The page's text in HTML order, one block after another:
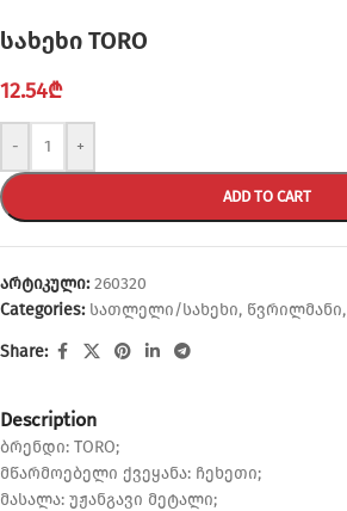
სახეხი TORO
12.54₾
- +
ADD TO CART
არტიკული:260320
Categories: სათლელი/სახეხი, წვრილმანი,
Share:
Description
ბრენდი: TORO;
მწარმოებელი ქვეყანა: ჩეხეთი;
მასალა: უჟანგავი მეტალი;